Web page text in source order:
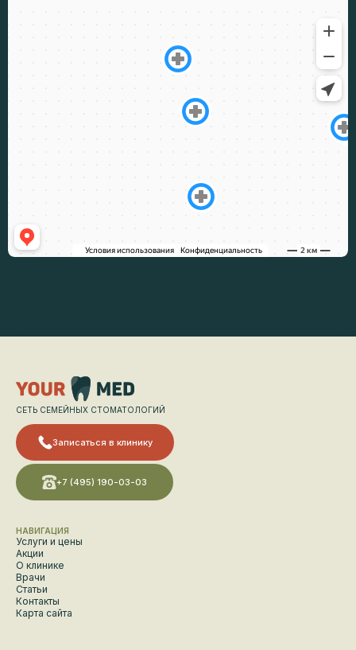
СЕТЬ СЕМЕЙНЫХ СТОМАТОЛОГИЙ
НАВИГАЦИЯ
Услуги и цены
Акции
О клинике
Врачи
Статьи
Контакты
Карта сайта
+7 (495) 190-03-03
Записаться в клинику